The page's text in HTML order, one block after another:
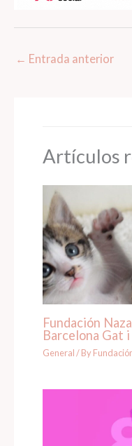
← Entrada anterior
Artículos
Fundación
Barcelona Gat
General/ By